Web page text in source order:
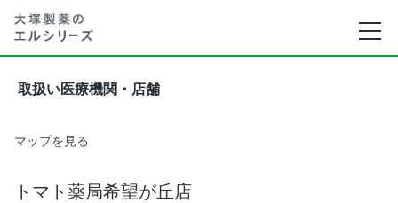
取扱い医療機関・店舗
マップを見る
トマト薬局希望が丘店